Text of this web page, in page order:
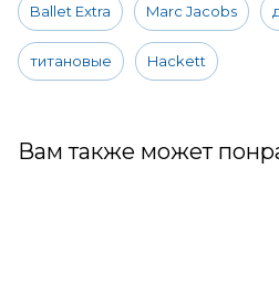
Ballet Extra Marc Jacobs
титановые Hackett
Вам также может